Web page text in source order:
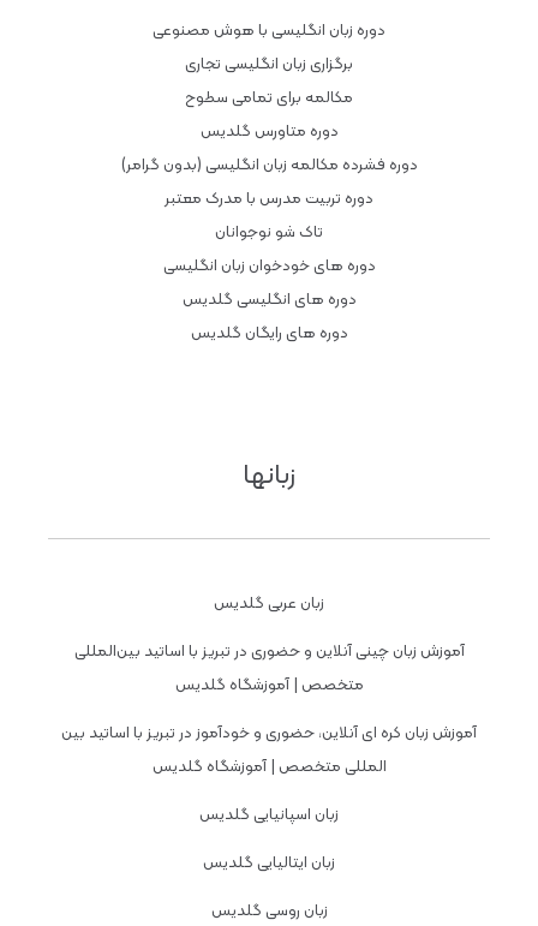
دوره زبان انگلیسی با هوش مصنوعی
برگزاری زبان انگلیسی تجاری
مکالمه برای تمامی سطوح
دوره متاورس گلدیس
دوره فشرده مکالمه زبان انگلیسی (بدون گرامر)
دوره تربیت مدرس با مدرک معتبر
تاک شو نوجوانان
دوره های خودخوان زبان انگلیسی
دوره های انگلیسی گلدیس
دوره های رایگان گلدیس
زبانها
زبان عربی گلدیس
آموزش زبان چینی آنلاین و حضوری در تبریز با اساتید بین‌المللی
متخصص | آموزشگاه گلدیس
آموزش زبان کره ای آنلاین، حضوری و خودآموز در تبریز با اساتید بین
المللی متخصص | آموزشگاه گلدیس
زبان اسپانیایی گلدیس
زبان ایتالیایی گلدیس
زبان روسی گلدیس